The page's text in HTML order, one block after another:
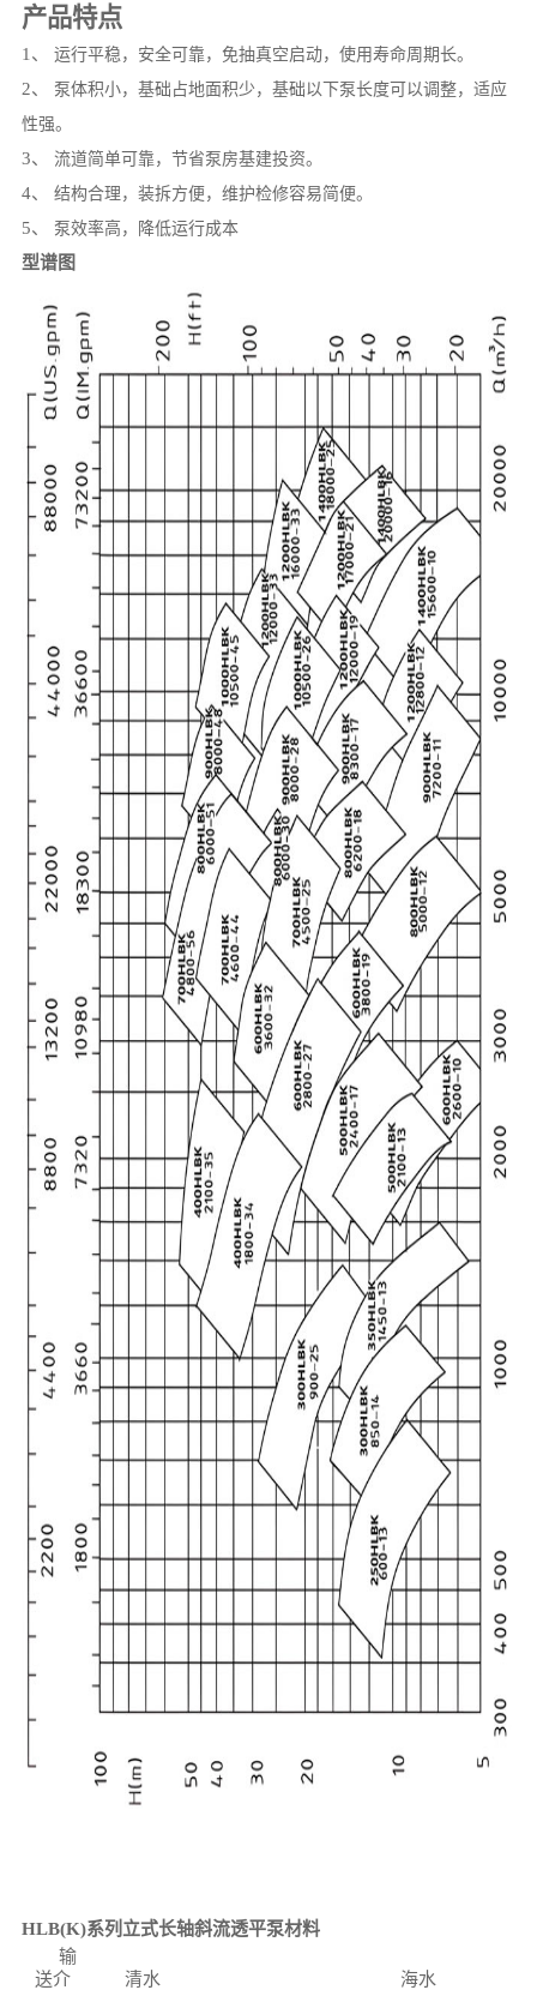
产品特点
1、 运行平稳，安全可靠，免抽真空启动，使用寿命周期长。
2、
泵体积小，基础占地面积少，基础以下泵长度可以调整，适应
性强。
3、 流道简单可靠，节省泵房基建投资。
4、 结构合理，装拆方便，维护检修容易简便。
5、 泵效率高，降低运行成本
型谱图
HLB(K)系列立式长轴斜流透平泵材料
输
送介
清水 海水